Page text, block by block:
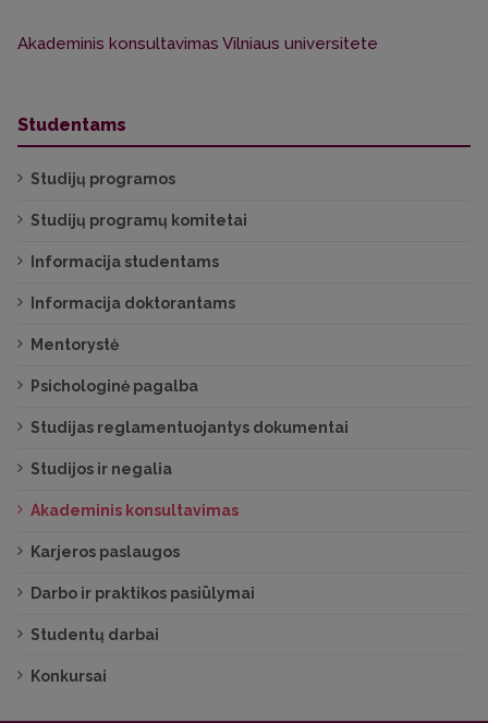
Akademinis konsultavimas Vilniaus universitete
Studentams
Studijų programos
Studijų programų komitetai
Informacija studentams
Informacija doktorantams
Mentorystė
Psichologinė pagalba
Studijas reglamentuojantys dokumentai
Studijos ir negalia
Akademinis konsultavimas
Karjeros paslaugos
Darbo ir praktikos pasiūlymai
Studentų darbai
Konkursai